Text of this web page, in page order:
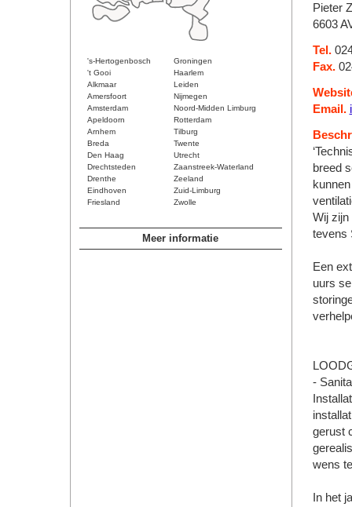
's-Hertogenbosch
Groningen
't Gooi
Haarlem
Alkmaar
Leiden
Amersfoort
Nijmegen
Amsterdam
Noord-Midden Limburg
Apeldoorn
Rotterdam
Arnhem
Tilburg
Breda
Twente
Den Haag
Utrecht
Drechtsteden
Zaanstreek-Waterland
Drenthe
Zeeland
Eindhoven
Zuid-Limburg
Friesland
Zwolle
Meer informatie
Pieter
6603
Tel.
Fax.
Email.
breed
Wij zijn
tevens
Een
uurs
-
gerust
wens
In het